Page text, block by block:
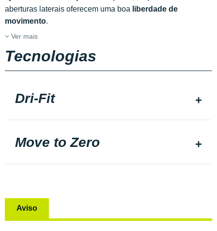
aberturas laterais oferecem uma boa liberdade de
movimento.
Ver mais
Tecnologias
Dri-Fit
Move to Zero
Aviso